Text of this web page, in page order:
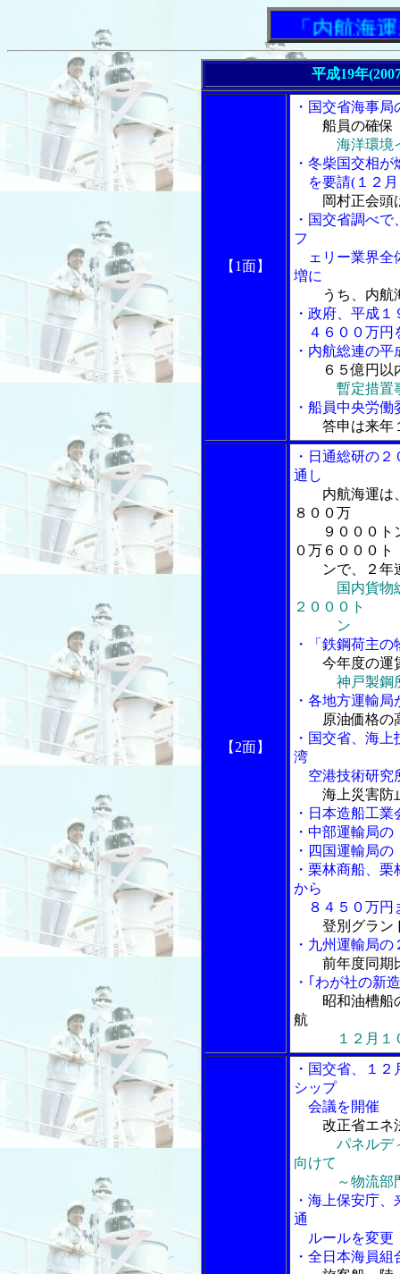
「内航海運新聞
平成19年
【1面】
・国交省海事
船員の確保
海洋環境
・冬柴国交相
を要請(１２月
岡村正会頭は
・国交省調べ
フ
ェリー業界全
増に
うち、内航
・政府、平成
４６００万円
・内航総連の
６５億円
暫定措置
・船員中央労
答申は来年
【2面】
・日通総研の
通し
内航海運は
８００万
９０００トン
０万６０００ト
ンで、２年
国内貨物
２０００ト
ン
・「鉄鋼荷主
今年度の運
神戸製鋼
・各地方運輸
原油価格の
・国交省、海
湾
空港技術研究
海上災害防
・日本造船工
・中部運輸局
・四国運輸局
・栗林商船、
から
８４５０万円
登別グラン
・九州運輸局
前年度同期
・｢わが社の新
昭和油槽船
航
１２月１
・国交省、１
シップ
会議を開催
改正省エネ
パネルデ
向けて
～物流部門
・海上保安庁
通
ルールを変更
・全日本海員